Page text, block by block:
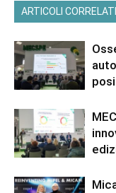
ARTICOLI CORRELATI